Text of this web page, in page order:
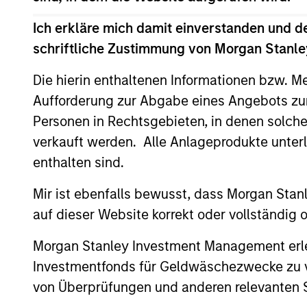
Ich erkläre mich damit einverstanden und
schriftliche Zustimmung von Morgan
Die hierin enthaltenen Informationen bzw.
Aufforderung zur Abgabe eines Angebots
Personen in Rechtsgebieten, in denen
verkauft werden. Alle Anlageprodukte
enthalten sind.
Mir ist ebenfalls bewusst, dass Morgan
auf dieser Website korrekt oder vollständig
Morgan Stanley Investment Management
Investmentfonds für Geldwäschezwecke
von Überprüfungen und anderen relevanten
Variable). (die „Gesellschaft“), die im Großherzogtum
geänderten Fassung registriert ist. Die Gesellschaft ist
Document („KIID“), der Jahres- und Halbjahresbericht
https://www.morganstanley.com/im/msinvf/index.html
Centre, 6B route de Trèves, L-2633 Senningerberg,
Informationen in Bezug auf Nachhaltigkeitsaspekte des
Italienische Anleger sollten darüber hinaus das
Hongkong“ im Verkaufsprospekt beachten.
Général-Dufour, 1204 Genf, Schweiz. Die Schweizer
Beendet die Verwaltungsgesellschaft des
Mit dem Fonds verbundene Begriffe und
Performanceangaben werden auf Basis der
Anteilen anfallen, werden nicht berücksichtigt. Alle